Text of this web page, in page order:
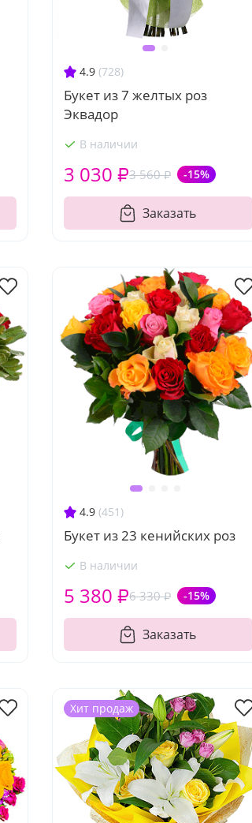
4.9 (728)
Букет из 7 желтых роз
Эквадор
В наличии
3 560 ₽ -15%
3 030 ₽
Заказать
4.9 (451)
Букет из 23 кенийских роз
В наличии
6 330 ₽ -15%
5 380 ₽
Заказать
Хит продаж